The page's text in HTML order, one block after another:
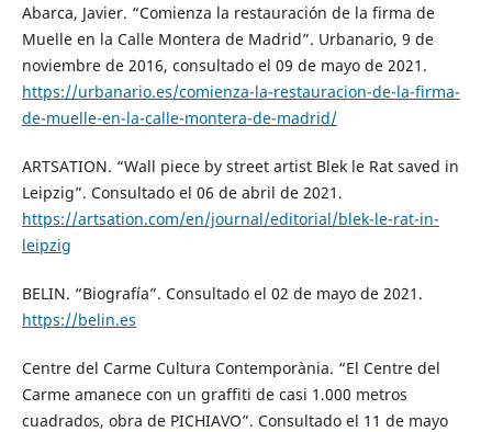
Abarca, Javier. “Comienza la restauración de la firma de
Muelle en la Calle Montera de Madrid”. Urbanario, 9 de
noviembre de 2016, consultado el 09 de mayo de 2021.
https://urbanario.es/comienza-la-restauracion-de-la-firma-
de-muelle-en-la-calle-montera-de-madrid/
ARTSATION. “Wall piece by street artist Blek le Rat saved in
Leipzig”. Consultado el 06 de abril de 2021.
https://artsation.com/en/journal/editorial/blek-le-rat-in-
leipzig
BELIN. “Biografía”. Consultado el 02 de mayo de 2021.
https://belin.es
Centre del Carme Cultura Contemporània. “El Centre del
Carme amanece con un graffiti de casi 1.000 metros
cuadrados, obra de PICHIAVO”. Consultado el 11 de mayo